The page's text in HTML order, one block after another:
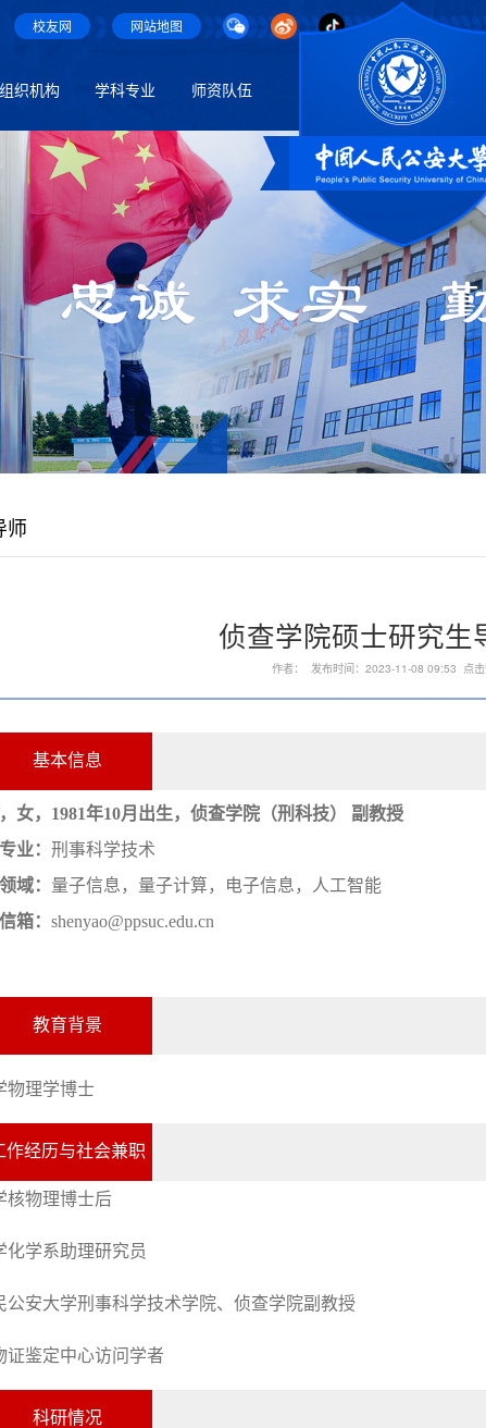
校友网 网站地图
组织机构 学科专业 师资队伍
师
侦查学院硕士研究生
作者： 发布时间：2023-11-08 09:53 点击
基本信息
女， 1981年10月出生，侦查学院（刑科技） 副教授
业： 刑事科学技术
域： 量子信息，量子计算，电子信息，人工智能
箱： shenyao@ppsuc.edu.cn
教育背景
物理学博士
作经历与社会兼职
核物理博士后
化学系助理研究员
公安大学刑事科学技术学院、侦查学院副教授
证鉴定中心访问学者
科研情况